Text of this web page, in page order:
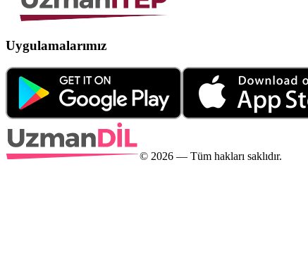
Uygulamalarımız
© 2026 — Tüm hakları saklıdır.